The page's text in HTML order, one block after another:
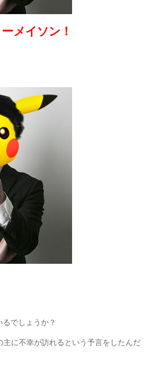
メイソン！
るでしょうか？
に不幸が訪れるという予言をしたんだ